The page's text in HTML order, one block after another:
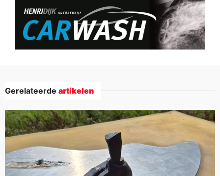
Gerelateerde artikelen